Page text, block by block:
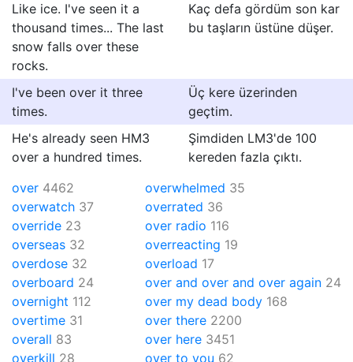
Like ice. I've seen it a
thousand times... The last
snow falls over these
rocks.
Kaç defa gördüm son kar
bu taşların üstüne düşer.
I've been over it three
times.
Üç kere üzerinden
geçtim.
He's already seen HM3
over a hundred times.
Şimdiden LM3'de 100
kereden fazla çıktı.
over 4462
overwatch 37
override 23
overseas 32
overdose 32
overboard 24
overnight 112
overtime 31
overall 83
overkill 28
overwhelmed 35
overrated 36
over radio 116
overreacting 19
overload 17
over and over and over again 24
over my dead body 168
over there 2200
over here 3451
over to you 62